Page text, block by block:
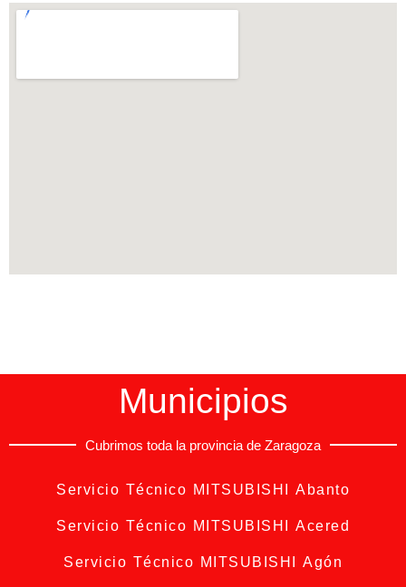
Municipios
Cubrimos toda la provincia de Zaragoza
Servicio Técnico MITSUBISHI Abanto
Servicio Técnico MITSUBISHI Acered
Servicio Técnico MITSUBISHI Agón